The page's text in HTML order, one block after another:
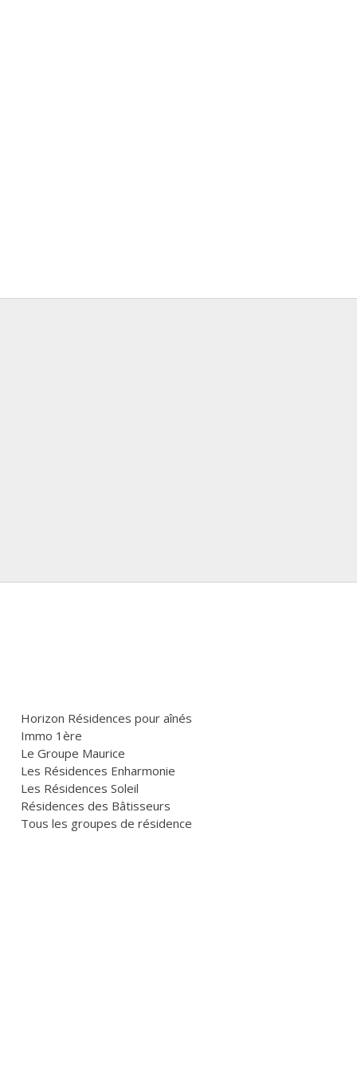
Horizon Résidences pour aînés
Immo 1ère
Le Groupe Maurice
Les Résidences Enharmonie
Les Résidences Soleil
Résidences des Bâtisseurs
Tous les groupes de résidence